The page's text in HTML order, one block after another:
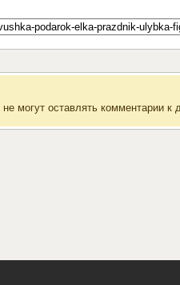
не могут оставлять комментарии к